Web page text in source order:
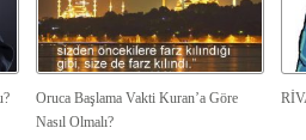
Oruca Başlama Vakti Kuran’a Göre
Nasıl Olmalı?